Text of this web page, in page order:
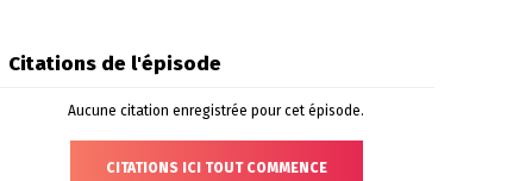
Citations de l'épisode
Aucune citation enregistrée pour cet épisode.
CITATIONS ICI TOUT COMMENCE